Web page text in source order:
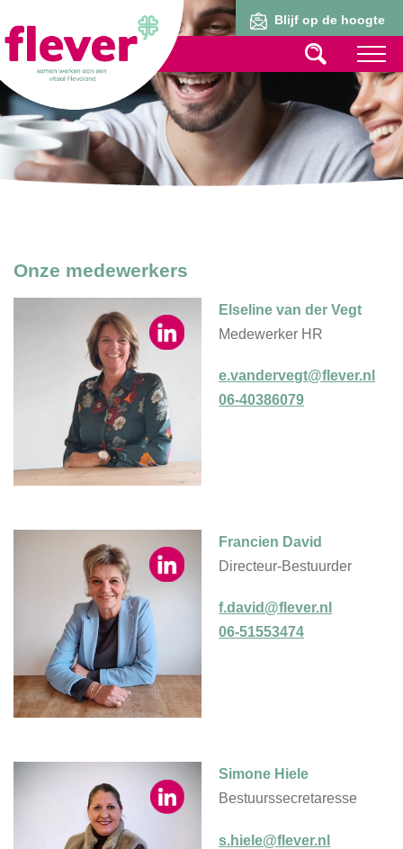
Blijf op de hoogte
Onze medewerkers
Elseline van der Vegt
Medewerker HR
e.vandervegt@flever.nl
06-40386079
Francien David
Directeur-Bestuurder
f.david@flever.nl
06-51553474
Simone Hiele
Bestuurssecretaresse
s.hiele@flever.nl